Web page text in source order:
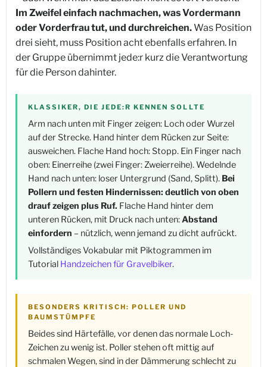
Im Zweifel einfach nachmachen, was Vordermann
oder Vorderfrau tut, und durchreichen.Was Position
drei sieht, muss Position acht ebenfalls erfahren. In
der Gruppe übernimmt jede:r kurz die Verantwortung
für die Person dahinter.
KLASSIKER, DIE JEDE:R KENNEN SOLLTE
Arm nach unten mit Finger zeigen: Loch oder Wurzel
auf der Strecke. Hand hinter dem Rücken zur Seite:
ausweichen. Flache Hand hoch: Stopp. Ein Finger nach
oben: Einerreihe (zwei Finger: Zweierreihe). Wedelnde
Hand nach unten: loser Untergrund (Sand, Splitt). Bei
Pollern und festen Hindernissen: deutlich von oben
drauf zeigen plus Ruf. Flache Hand hinter dem
unteren Rücken, mit Druck nach unten:Abstand
einfordern – nützlich, wenn jemand zu dicht aufrückt.
Vollständiges Vokabular mit Piktogrammen im
Tutorial Handzeichen für Gravelbiker.
BESONDERS KRITISCH: POLLER UND
BAUMSTÜMPFE
Beides sind Härtefälle, vor denen das normale Loch-
Zeichen zu wenig ist. Poller stehen oft mittig auf
schmalen Wegen, sind in der Dämmerung schlecht zu